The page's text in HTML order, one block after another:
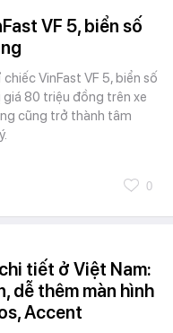
VF 5, biển số
VinFast VF 5, biển số
giá 80 triệu đồng trên xe
cũng trở thành tâm
0
tiết ở Việt Nam:
dễ thêm màn hình
Accent